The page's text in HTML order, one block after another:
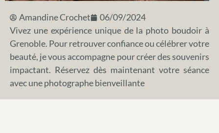
Amandine Crochet
06/09/2024
Vivez une expérience unique de la photo boudoir à
Grenoble. Pour retrouver confiance ou célébrer votre
beauté, je vous accompagne pour créer des souvenirs
impactant. Réservez dès maintenant votre séance
avec une photographe bienveillante